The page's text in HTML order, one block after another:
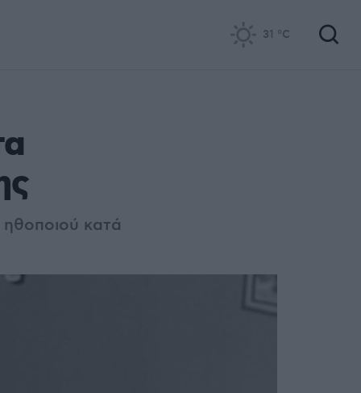
31 °C
κατά